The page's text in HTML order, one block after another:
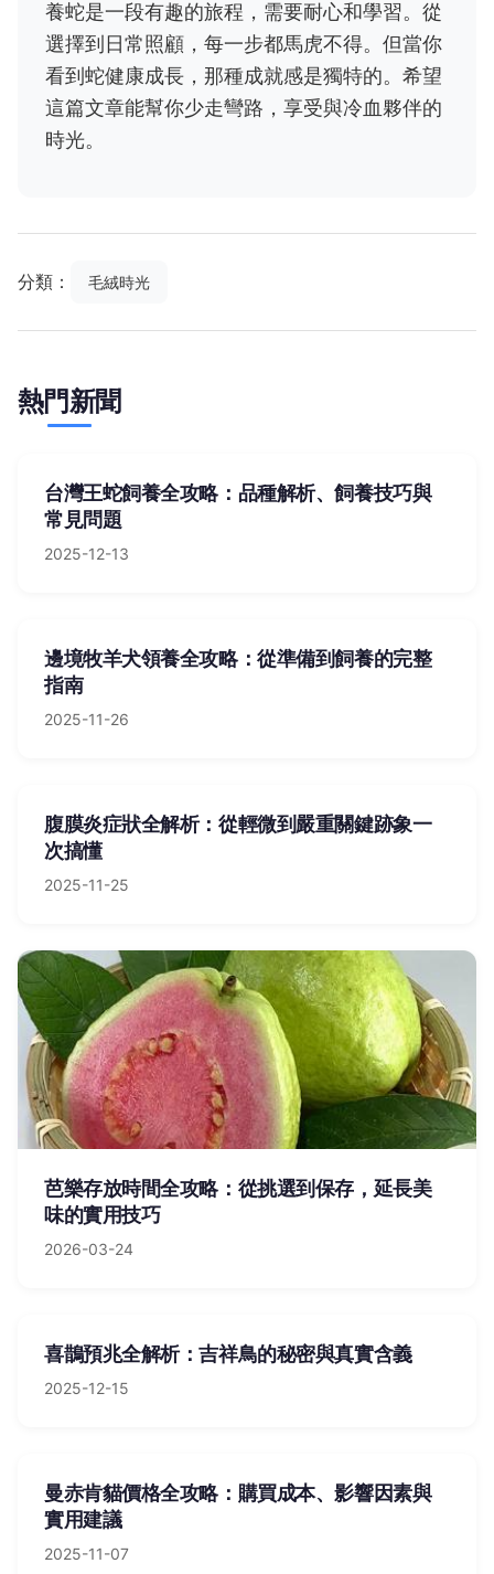
養蛇是一段有趣的旅程，需要耐心和學習。從
選擇到日常照顧，每一步都馬虎不得。但當你
看到蛇健康成長，那種成就感是獨特的。希望
這篇文章能幫你少走彎路，享受與冷血夥伴的
時光。
分類： 毛絨時光
熱門新聞
台灣王蛇飼養全攻略：品種解析、飼養技巧與
常見問題
2025-12-13
邊境牧羊犬領養全攻略：從準備到飼養的完整
指南
2025-11-26
腹膜炎症狀全解析：從輕微到嚴重關鍵跡象一
次搞懂
2025-11-25
芭樂存放時間全攻略：從挑選到保存，延長美
味的實用技巧
2026-03-24
喜鵲預兆全解析：吉祥鳥的秘密與真實含義
2025-12-15
曼赤肯貓價格全攻略：購買成本、影響因素與
實用建議
2025-11-07